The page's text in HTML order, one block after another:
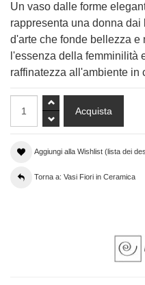
Un vaso dalle forme
rappresenta una donna
d'arte che fonde bellezza e
l'essenza della femminilità
raffinatezza all'ambiente in
Aggiungi alla Wishlist (lista dei
Torna a: Vasi Fiori in Ceramica